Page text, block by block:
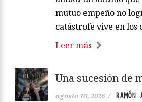
mutuo empeño no
catástrofe vive en los
Leer más
Una sucesión de
agosto 10, 2026 / RAMÓN